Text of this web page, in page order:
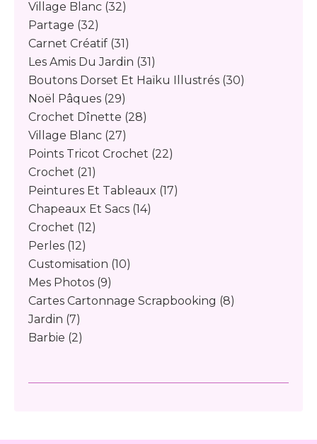
Village Blanc (32)
Partage (32)
Carnet Créatif (31)
Les Amis Du Jardin (31)
Boutons Dorset Et Haïku Illustrés (30)
Noël Pâques (29)
Crochet Dînette (28)
Village Blanc (27)
Points Tricot Crochet (22)
Crochet (21)
Peintures Et Tableaux (17)
Chapeaux Et Sacs (14)
Crochet (12)
Perles (12)
Customisation (10)
Mes Photos (9)
Cartes Cartonnage Scrapbooking (8)
Jardin (7)
Barbie (2)